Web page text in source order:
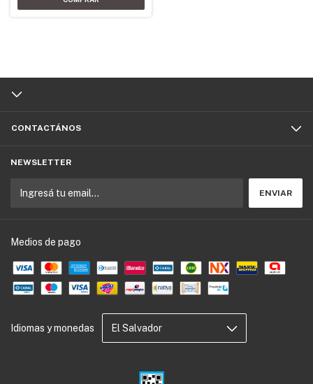
CONTACTÁNOS
NEWSLETTER
Medios de pago
Idiomas y monedas